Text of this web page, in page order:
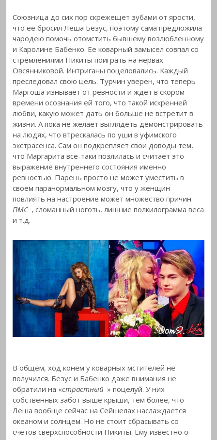
Союзница до сих пор скрежещет зубами от ярости,
что ее бросил Леша Безус, поэтому сама предложила
чародею помочь отомстить бывшему возлюбленному
и Каролине Бабенко. Ее коварный замысел совпал со
стремлениями Никиты поиграть на нервах
Овсянниковой. Интриганы поцеловались. Каждый
преследовал свою цель. Турчин уверен, что теперь
Маргоша изнывает от ревности и ждет в скором
времени осознания ей того, что такой искренней
любви, какую может дать он больше не встретит в
жизни. А пока не желает выглядеть демонстрировать
на людях, что втрескалась по уши в уфимского
экстрасенса. Сам он подкрепляет свои доводы тем,
что Маргарита все-таки позлилась и считает это
выражение внутреннего состояния именно
ревностью. Парень просто не может уместить в
своем паранормальном мозгу, что у женщин
повлиять на настроение может множество причин.
ПМС , сломанный ноготь, лишние полкилограмма веса
и т.д.
В общем, ход конем у коварных мстителей не
получился. Безус и Бабенко даже внимания не
обратили на «страстный » поцелуй. У них
собственных забот выше крыши, тем более, что
Леша вообще сейчас на Сейшелах наслаждается
океаном и солнцем. Но не стоит сбрасывать со
счетов сверхспособности Никиты. Ему известно о